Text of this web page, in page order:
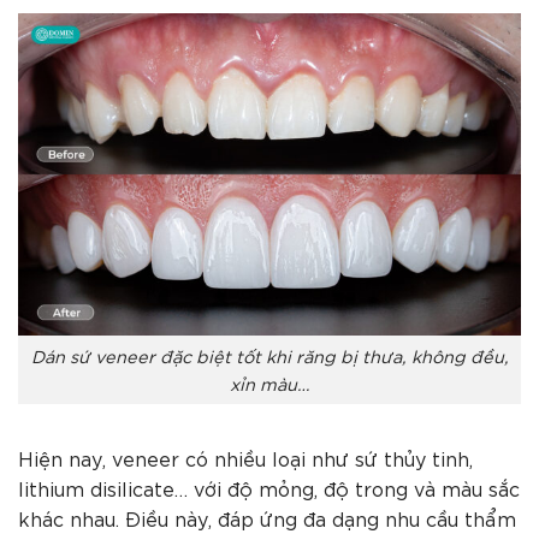
Dán sứ veneer đặc biệt tốt khi răng bị thưa, không đều,
xỉn màu…
Hiện nay, veneer có nhiều loại như sứ thủy tinh,
lithium disilicate… với độ mỏng, độ trong và màu sắc
khác nhau. Điều này, đáp ứng đa dạng nhu cầu thẩm